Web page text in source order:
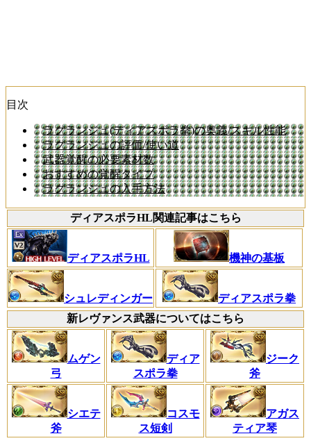
目次
ラグランジュ(ディアスポラ拳)の奥義/スキル性能
ラグランジュの評価/使い道
武器覚醒の必要素材数
おすすめの覚醒タイプ
ラグランジュの入手方法
ディアスポラHL関連記事はこちら
ディアスポラHL 機神の基板
シュレディンガー
ディアスポラ拳
新レヴァンス武器についてはこちら
ムゲン
弓
ディア
スポラ拳
ジーク
斧
シエテ
斧
コスモ
ス短剣
アガス
ティア琴